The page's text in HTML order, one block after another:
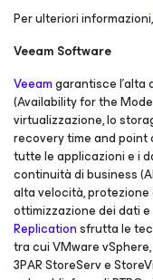
Per ulteriori informazioni,
Veeam Software
Veeamgarantisce
(Availability for the
virtualizzazione, lo
recovery time and point
tutte le applicazioni e i
continuità di business
alta velocità,
ottimizzazione dei dati
Replicationsfrutta le
tra cui VMware
3PAR StoreServ e